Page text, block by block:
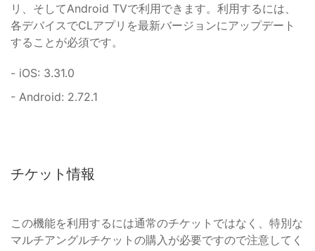
リ、そしてAndroid TVで利用できます。利用するには、
各デバイスでCLアプリを最新バージョンにアップデート
することが必須です。
- iOS: 3.31.0
- Android: 2.72.1
チケット情報
この機能を利用するには通常のチケットではなく、特別な
マルチアングルチケットの購入が必要ですので注意してく